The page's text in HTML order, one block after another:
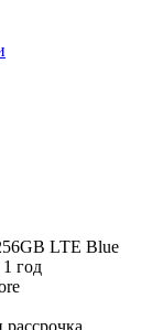
LTE Blue
год